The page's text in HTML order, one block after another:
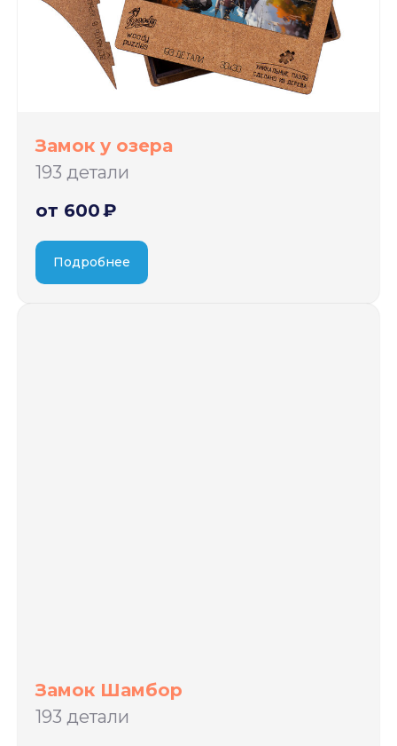
Замок у озера
193 детали
от 600 ₽
Подробнее
Замок Шамбор
193 детали